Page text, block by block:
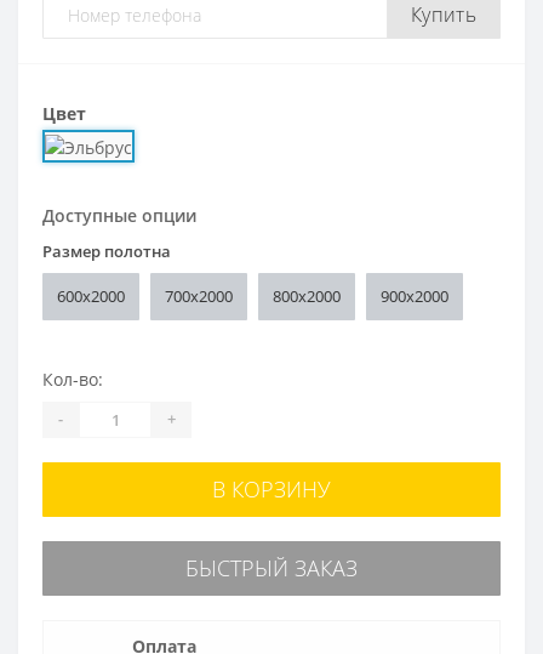
Купить
Цвет
Доступные опции
Размер полотна
600x2000 700x2000 800x2000 900x2000
Кол-во:
- +
В КОРЗИНУ
БЫСТРЫЙ ЗАКАЗ
Оплата